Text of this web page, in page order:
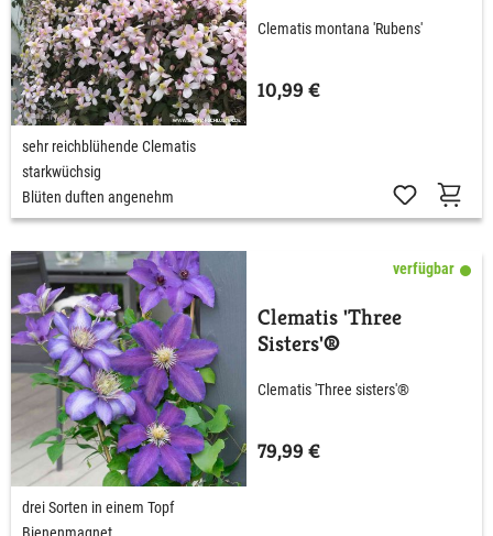
Clematis montana 'Rubens'
10,99 €
sehr reichblühende Clematis
starkwüchsig
Blüten duften angenehm
verfügbar
Clematis 'Three
Sisters'®
Clematis 'Three sisters'®
79,99 €
drei Sorten in einem Topf